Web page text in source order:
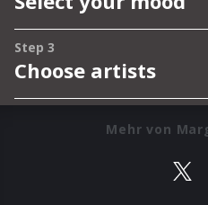
Mehr von